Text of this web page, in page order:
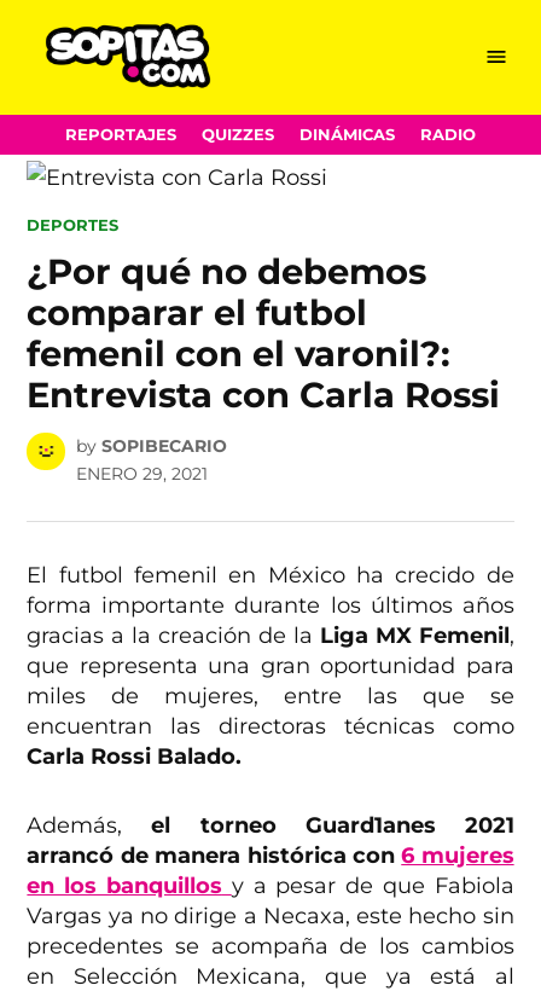
Skip
to
content
Menu
REPORTAJES QUIZZES DINÁMICAS RADIO
POSTED
DEPORTES
¿Por qué no debemos
comparar el futbol
femenil con el varonil?:
Entrevista con Carla Rossi
by SOPIBECARIO
ENERO 29, 2021
El futbol femenil en México ha crecido de
forma importante durante los últimos años
gracias a la creación de la Liga MX Femenil,
que representa una gran oportunidad para
miles de mujeres, entre las que se
encuentran las directoras técnicas como
Carla Rossi Balado.
Además,el torneo Guard1anes 2021
arrancó de manera histórica con 6 mujeres
en los banquillos y a pesar de que Fabiola
Vargas ya no dirige a Necaxa, este hecho sin
precedentes se acompaña de los cambios
en Selección Mexicana, que ya está al